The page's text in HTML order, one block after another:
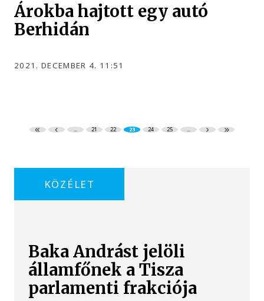
Árokba hajtott egy autó
Berhidán
2021. DECEMBER 4. 11:51
... 21 22 23 24 25 ...
KÖZÉLET
Baka Andrást jelöli
államfőnek a Tisza
parlamenti frakciója